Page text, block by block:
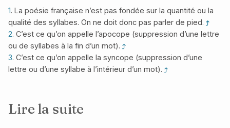
1. La poésie française n’est pas fondée sur la quantité ou la
qualité des syllabes. On ne doit donc pas parler de pied.
2. C’est ce qu’on appelle l’apocope (suppression d’une lettre
ou de syllabes à la fin d’un mot).
3. C’est ce qu’on appelle la syncope (suppression d’une
lettre ou d’une syllabe à l’intérieur d’un mot).
Lire la suite